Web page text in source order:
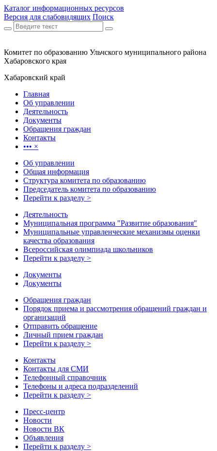
Каталог информационных ресурсов
Версия для слабовидящих Поиск
Комитет по образованию Ульчского муниципального района
Хабаровского края
Хабаровский край
Главная
Об управлении
Деятельность
Документы
Обращения граждан
Контакты
••• ×
Об управлении
Общая информация
Структура комитета по образованию
Председатель комитета по образованию
Перейти к разделу >
Деятельность
Муниципальная программа "Развитие образования"
Муниципальные управленческие механизмы оценки
качества образования
Всероссийская олимпиада школьников
Перейти к разделу >
Документы
Документы
Обращения граждан
Порядок приема и рассмотрения обращений граждан и
организаций
Отправить обращение
Личный прием граждан
Перейти к разделу >
Контакты
Контакты для СМИ
Телефонный справочник
Телефоны и адреса подразделений
Перейти к разделу >
Пресс-центр
Новости
Новости ВК
Объявления
Перейти к разделу >